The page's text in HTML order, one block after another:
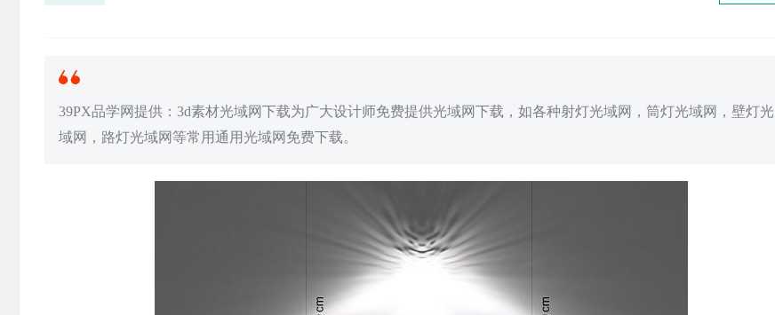
39PX品学网提供：3d素材光域网下载为广大设计师免费提供光域网下载，如各种射灯光域网，筒灯光域网，壁灯光
域网，路灯光域网等常用通用光域网免费下载。